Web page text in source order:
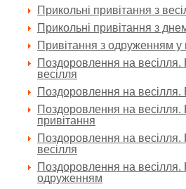
Прикольні привітання з
Прикольні привітання з
Привітання з одруженням у
Поздоровлення на весілля.
весілля
Поздоровлення на весілля.
Поздоровлення на весілля.
привітання
Поздоровлення на
весілля
Поздоровлення на
одруженням